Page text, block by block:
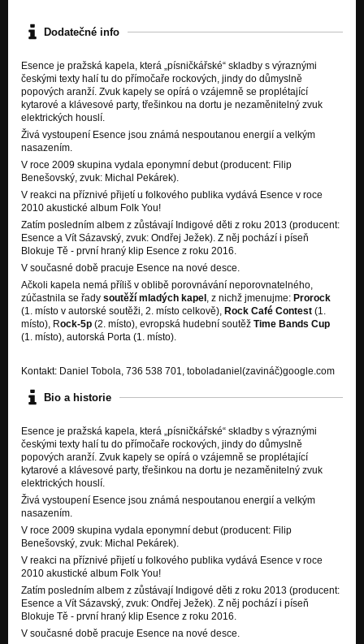
Zůstaň v pohodě - CD Esence
Tvář - CD Esence
Nezařazeno
Módní policie - Folk You! - 2010
Nezařazeno
Časová pásma - Folk You! - 2010
Nezařazeno
Dodatečné info
Esence je pražská kapela, která „písničkářské“ skladby s výraznými
českými texty halí tu do přímočaře rockových, jindy do důmyslně
popových aranží. Zvuk kapely se opírá o vzájemně se proplétající
kytarové a klávesové party, třešinkou na dortu je nezaměnitelný zvuk
elektrických houslí.
Živá vystoupení Esence jsou známá nespoutanou energií a velkým
nasazením.
V roce 2009 skupina vydala eponymní debut (producent: Filip
Benešovský, zvuk: Michal Pekárek).
V reakci na příznivé přijetí u folkového publika vydává Esence v roce
2010 akustické album Folk You!
Zatím posledním albem z zůstávají Indigové děti z roku 2013 (producent:
Esence a Vít Sázavský, zvuk: Ondřej Ježek). Z něj pochází i píseň
Blokuje Tě - první hraný klip Esence z roku 2016.
V současné době pracuje Esence na nové desce.
Ačkoli kapela nemá příliš v oblibě porovnávání neporovnatelného,
zúčastnila se řady soutěží mladých kapel , z nichž jmenujme: Prorock
(1. místo v autorské soutěži, 2. místo celkově), Rock Café Contest (1.
místo), Rock-5p (2. místo), evropská hudební soutěž Time Bands Cup
(1. místo), autorská Porta (1. místo).
Kontakt: Daniel Tobola, 736 538 701, toboladaniel(zavináč)google.com
Bio a historie
Esence je pražská kapela, která „písničkářské“ skladby s výraznými
českými texty halí tu do přímočaře rockových, jindy do důmyslně
popových aranží. Zvuk kapely se opírá o vzájemně se proplétající
kytarové a klávesové party, třešinkou na dortu je nezaměnitelný zvuk
elektrických houslí.
Živá vystoupení Esence jsou známá nespoutanou energií a velkým
nasazením.
V roce 2009 skupina vydala eponymní debut (producent: Filip
Benešovský, zvuk: Michal Pekárek).
V reakci na příznivé přijetí u folkového publika vydává Esence v roce
2010 akustické album Folk You!
Zatím posledním albem z zůstávají Indigové děti z roku 2013 (producent:
Esence a Vít Sázavský, zvuk: Ondřej Ježek). Z něj pochází i píseň
Blokuje Tě - první hraný klip Esence z roku 2016.
V současné době pracuje Esence na nové desce.